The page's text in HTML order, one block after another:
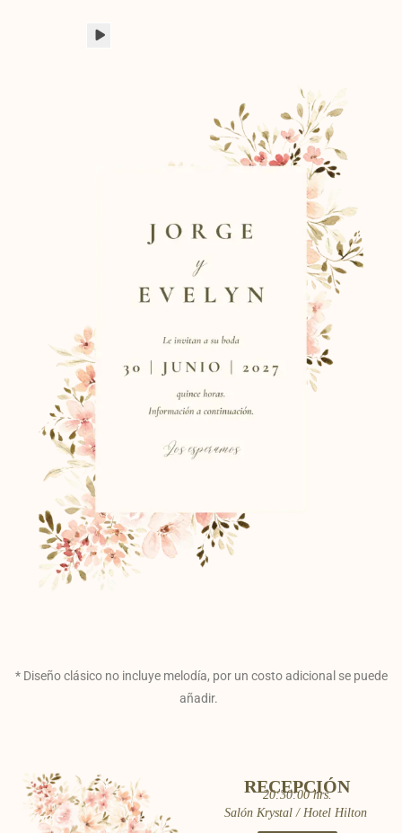
* Diseño clásico no incluye melodía, por un costo adicional se puede
añadir.
RECEPCIÓN
20:30:00 hrs.
Salón Krystal / Hotel Hilton